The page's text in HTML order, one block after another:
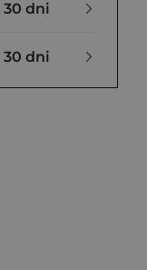
30 dni
30 dni